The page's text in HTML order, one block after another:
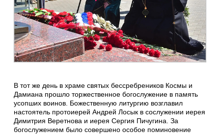
В тот же день в храме святых бессребреников Космы и
Дамиана прошло торжественное богослужение в память
усопших воинов. Божественную литургию возглавил
настоятель протоиерей Андрей Лосык в сослужении иерея
Димитрия Веретнова и иерея Сергия Пичугина. За
богослужением было совершено особое поминовение